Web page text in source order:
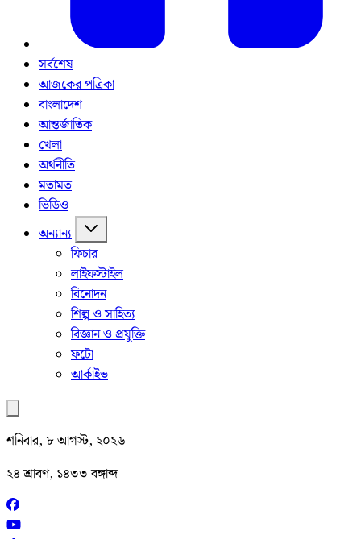
সর্বশেষ
আজকের পত্রিকা
বাংলাদেশ
আন্তর্জাতিক
খেলা
অর্থনীতি
মতামত
ভিডিও
অন্যান্য
ফিচার
লাইফস্টাইল
বিনোদন
শিল্প ও সাহিত্য
বিজ্ঞান ও প্রযুক্তি
ফটো
আর্কাইভ
শনিবার, ৮ আগস্ট, ২০২৬
২৪ শ্রাবণ, ১৪৩৩ বঙ্গাব্দ